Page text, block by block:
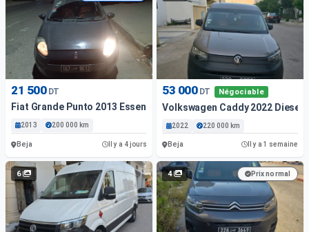
21 500 DT
Fiat Grande Punto 2013 Essence
2013 200 000 km
Beja Il y a 4 jours
53 000 DT Négociable
Volkswagen Caddy 2022 Diesel
2022 220 000 km
Beja Il y a 1 semaine
6 4 Prix normal